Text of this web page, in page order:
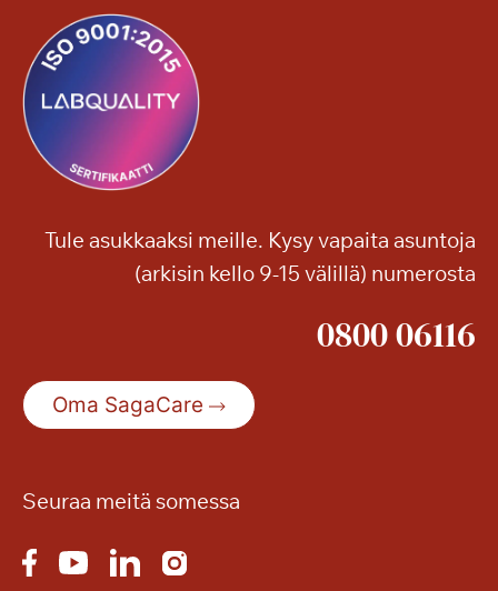
Tule asukkaaksi meille. Kysy vapaita asuntoja
(arkisin kello 9-15 välillä) numerosta
0800 06116
Oma SagaCare
Seuraa meitä somessa